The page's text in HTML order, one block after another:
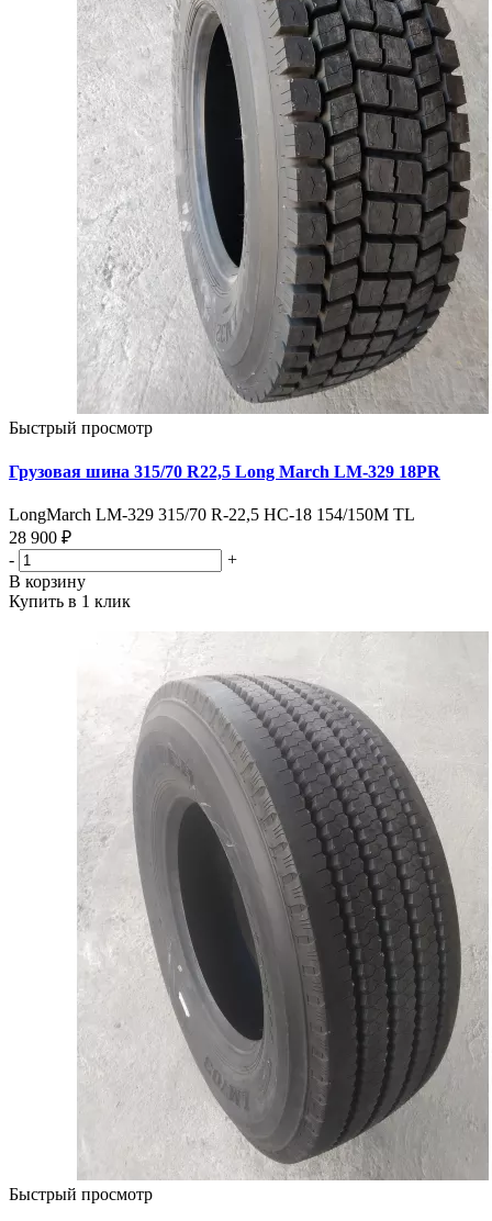
Быстрый просмотр
Грузовая шина 315/70 R22,5 Long March LM-329 18PR
LongMarch LM-329 315/70 R-22,5 НС-18 154/150M TL
28 900 ₽
-
+
В корзину
Купить в 1 клик
Быстрый просмотр